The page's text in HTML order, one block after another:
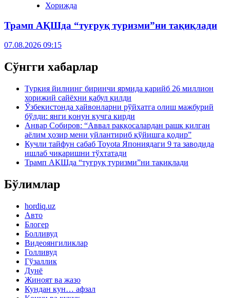
Хорижда
Трамп АҚШда “туғруқ туризми”ни тақиқлади
07.08.2026 09:15
Сўнгги хабарлар
Туркия йилнинг биринчи ярмида қарийб 26 миллион
хорижий сайёҳни қабул қилди
Ўзбекистонда ҳайвонларни рўйхатга олиш мажбурий
бўлди: янги қонун кучга кирди
Анвар Собиров: “Аввал раққосалардан рашк қилган
аёлим ҳозир мени уйлантириб қўйишга қодир”
Кучли тайфун сабаб Toyota Япониядаги 9 та заводида
ишлаб чиқаришни тўхтатади
Трамп АҚШда “туғруқ туризми”ни тақиқлади
Бўлимлар
hordiq.uz
Авто
Блогер
Болливуд
Видеоянгиликлар
Голливуд
Гўзаллик
Дунё
Жиноят ва жазо
Кундан кун… афзал